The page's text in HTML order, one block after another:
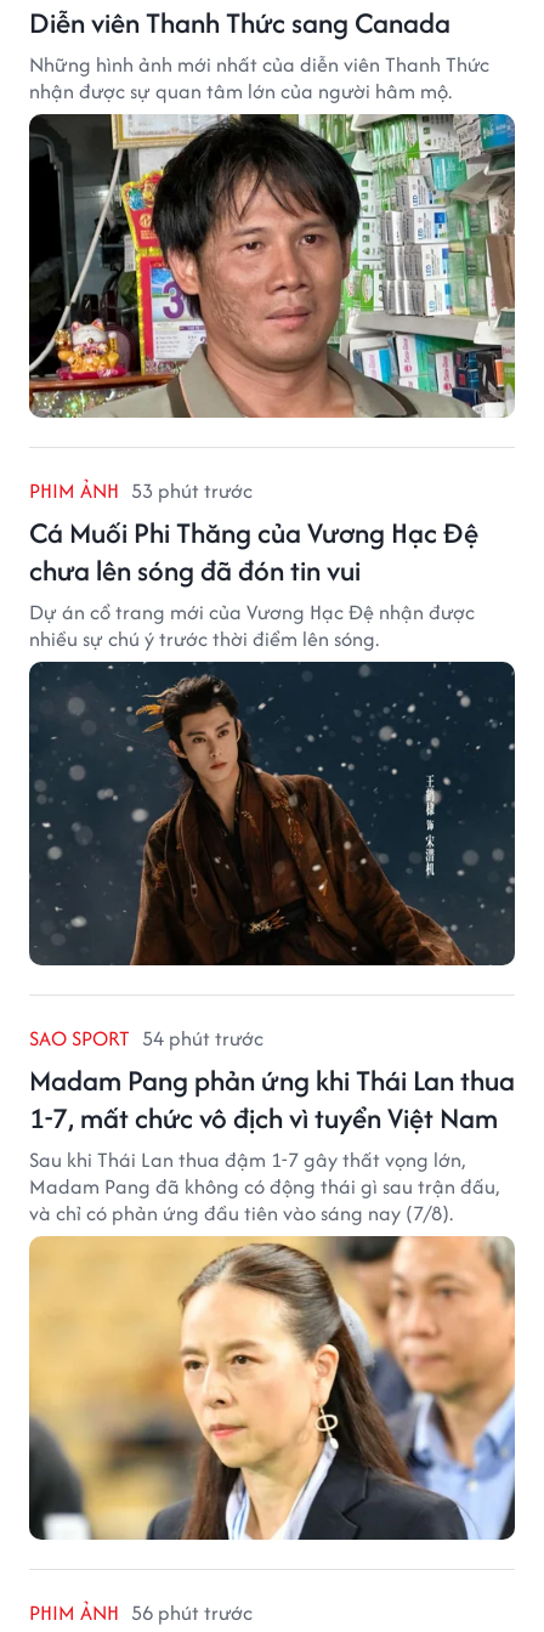
Diễn viên Thanh Thức sang Canada
Những hình ảnh mới nhất của diễn viên Thanh Thức
nhận được sự quan tâm lớn của người hâm mộ.
PHIM ẢNH 53 phút trước
Cá Muối Phi Thăng của Vương Hạc Đệ
chưa lên sóng đã đón tin vui
Dự án cổ trang mới của Vương Hạc Đệ nhận được
nhiều sự chú ý trước thời điểm lên sóng.
SAO SPORT 54 phút trước
Madam Pang phản ứng khi Thái Lan thua
1-7, mất chức vô địch vì tuyển Việt Nam
Sau khi Thái Lan thua đậm 1-7 gây thất vọng lớn,
Madam Pang đã không có động thái gì sau trận đấu,
và chỉ có phản ứng đầu tiên vào sáng nay (7/8).
PHIM ẢNH 56 phút trước